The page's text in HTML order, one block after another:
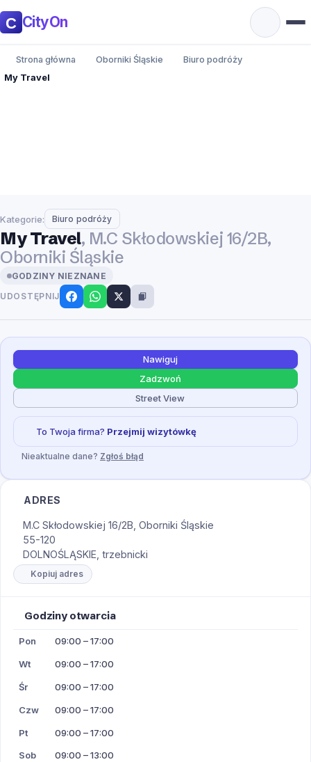
CityOn
Strona główna Oborniki Śląskie
Biuro podróży
My Travel
Kategorie: Biuro podróży
My Travel, M.C Skłodowskiej 16/2B,
Oborniki Śląskie
GODZINY NIEZNANE
UDOSTĘPNIJ
Nawiguj
Zadzwoń
Street View
To Twoja firma? Przejmij wizytówkę
Nieaktualne dane? Zgłoś błąd
ADRES
M.C Skłodowskiej 16/2B, Oborniki Śląskie
55-120
DOLNOŚLĄSKIE, trzebnicki
Kopiuj adres
Godziny otwarcia
Pon 09:00 – 17:00
Wt 09:00 – 17:00
Śr 09:00 – 17:00
Czw 09:00 – 17:00
Pt 09:00 – 17:00
Sob 09:00 – 13:00